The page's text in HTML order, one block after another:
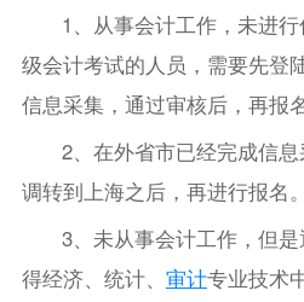
1、从事会计工作，未进
级会计考试的人员，需要先登
信息采集，通过审核后，再报名
2、在外省市已经完成信
调转到上海之后，再进行报名。
3、未从事会计工作，但
得经济、统计、 审计专业技术